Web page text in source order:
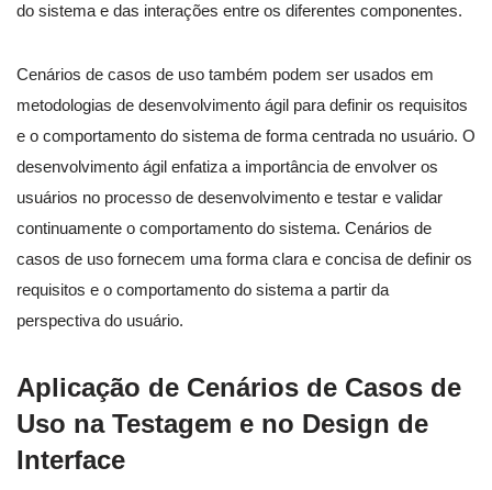
do sistema e das interações entre os diferentes componentes.
Cenários de casos de uso também podem ser usados em
metodologias de desenvolvimento ágil para definir os requisitos
e o comportamento do sistema de forma centrada no usuário. O
desenvolvimento ágil enfatiza a importância de envolver os
usuários no processo de desenvolvimento e testar e validar
continuamente o comportamento do sistema. Cenários de
casos de uso fornecem uma forma clara e concisa de definir os
requisitos e o comportamento do sistema a partir da
perspectiva do usuário.
Aplicação de Cenários de Casos de
Uso na Testagem e no Design de
Interface